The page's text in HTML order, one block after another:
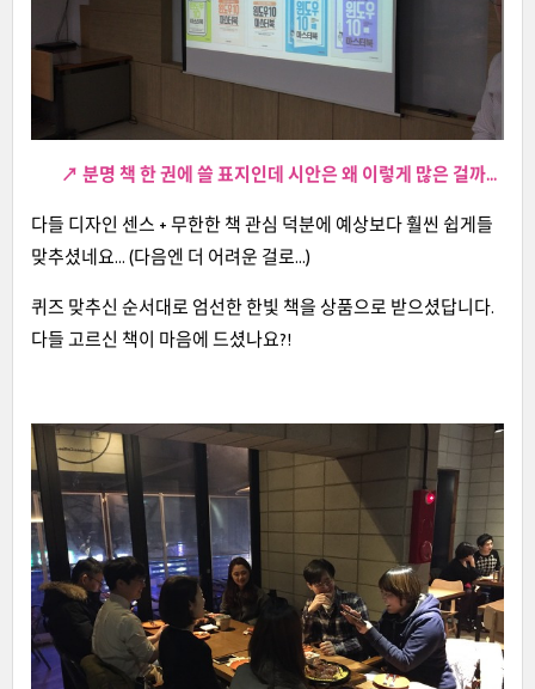
↗ 분명 책 한 권에 쓸 표지인데 시안은 왜 이렇게 많은 걸까...
다들 디자인 센스 + 무한한 책 관심 덕분에 예상보다 훨씬 쉽게들
맞추셨네요... (다음엔 더 어려운 걸로...)
퀴즈 맞추신 순서대로 엄선한 한빛 책을 상품으로 받으셨답니다.
다들 고르신 책이 마음에 드셨나요?!